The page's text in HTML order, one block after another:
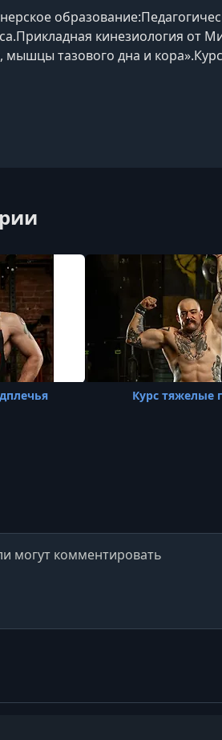
кинезиология от
мышцы тазового дна и
Курс тяжелые